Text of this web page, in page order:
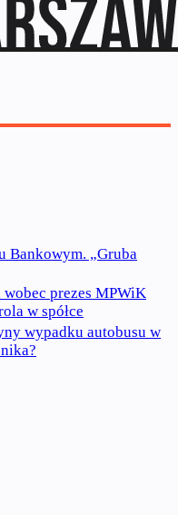
Bankowym. „Gruba
wobec prezes MPWiK
w spółce
wypadku autobusu w